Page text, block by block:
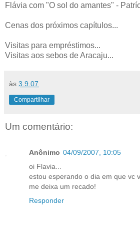
Flávia com "O sol do amantes" -
Cenas dos próximos capítulos...
Visitas para empréstimos...
Visitas aos sebos de Aracaju...
às 3.9.07
Compartilhar
Um comentário:
Anônimo 04/09/2007, 10:05
oi Flavia...
estou esperando o dia em que vc
me deixa um recado!
Responder